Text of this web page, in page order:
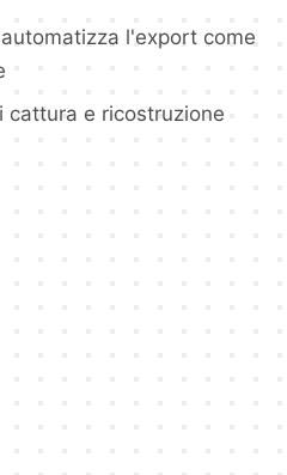
l'export come
e ricostruzione